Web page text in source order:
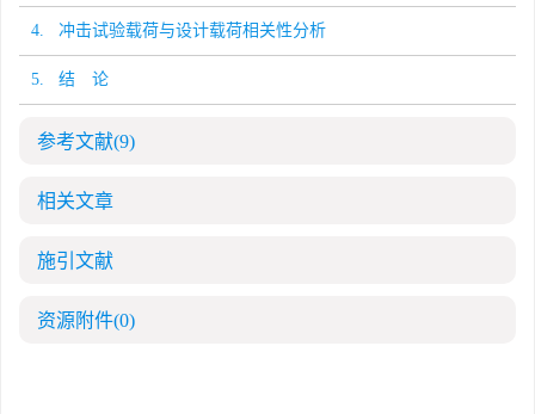
4. 冲击试验载荷与设计载荷相关性分析
5. 结 论
参考文献(9)
相关文章
施引文献
资源附件(0)